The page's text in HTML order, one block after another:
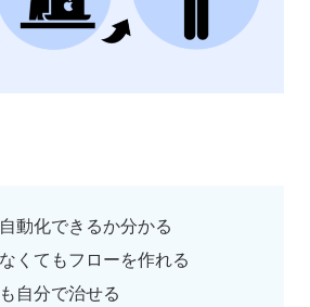
動化できるか分かる
くてもフローを作れる
自分で治せる